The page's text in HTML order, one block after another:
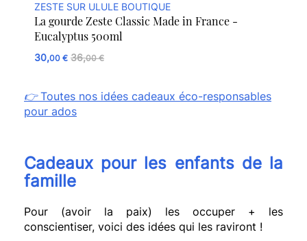
ZESTE SUR ULULE BOUTIQUE
La gourde Zeste Classic Made in France -
Eucalyptus 500ml
30,00 € 36,00 €
👉Toutes nos idées cadeaux éco-responsables
pour ados
Cadeaux pour les enfants de la
famille
Pour (avoir la paix) les occuper + les
conscientiser, voici des idées qui les raviront !